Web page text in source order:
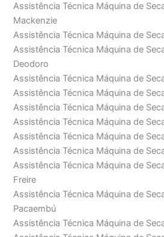
Assistência Técnica Máquina de
Mackenzie
Assistência Técnica Máquina de
Assistência Técnica Máquina de
Deodoro
Assistência Técnica Máquina de
Assistência Técnica Máquina de
Assistência Técnica Máquina de
Assistência Técnica Máquina de
Assistência Técnica Máquina de
Assistência Técnica Máquina de
Assistência Técnica Máquina de
Freire
Assistência Técnica Máquina de
Pacaembú
Assistência Técnica Máquina de